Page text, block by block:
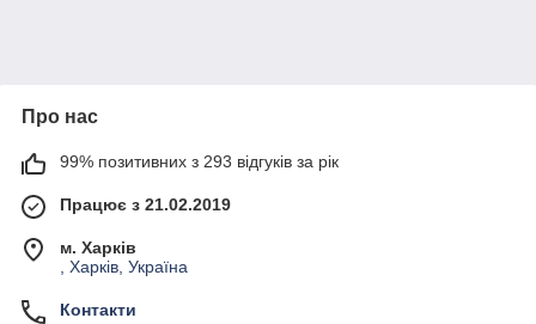
Про нас
99% позитивних з 293 відгуків за рік
Працює з 21.02.2019
м. Харків
, Харків, Україна
Контакти